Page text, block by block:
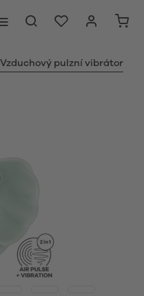
Vzduchový pulzní vibrátor